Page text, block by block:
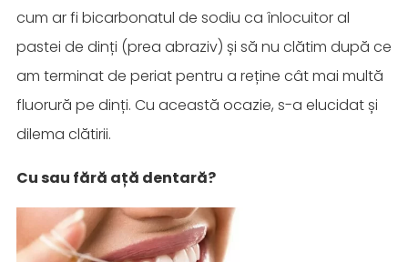
cum ar fi bicarbonatul de sodiu ca înlocuitor al
pastei de dinți (prea abraziv) și să nu clătim după ce
am terminat de periat pentru a reține cât mai multă
fluorură pe dinți. Cu această ocazie, s-a elucidat și
dilema clătirii.
Cu sau fără ață dentară?